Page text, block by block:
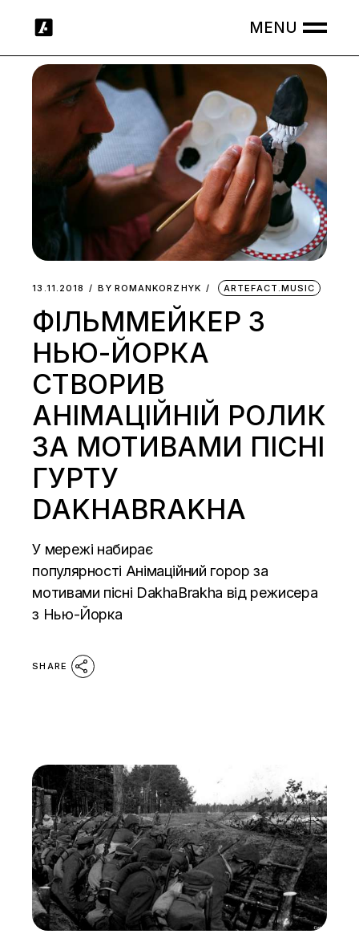
13.11.2018 BY ROMANKORZHYK ARTEFACT.MUSIC
ФІЛЬММЕЙКЕР З
НЬЮ-ЙОРКА
СТВОРИВ
АНІМАЦІЙНІЙ РОЛИК
ЗА МОТИВАМИ ПІСНІ
ГУРТУ
DAKHABRAKHA
У мережі набирає
популярності Анімаційний горор за
мотивами пісні DakhaBrakha від режисера
з Нью-Йорка
SHARE